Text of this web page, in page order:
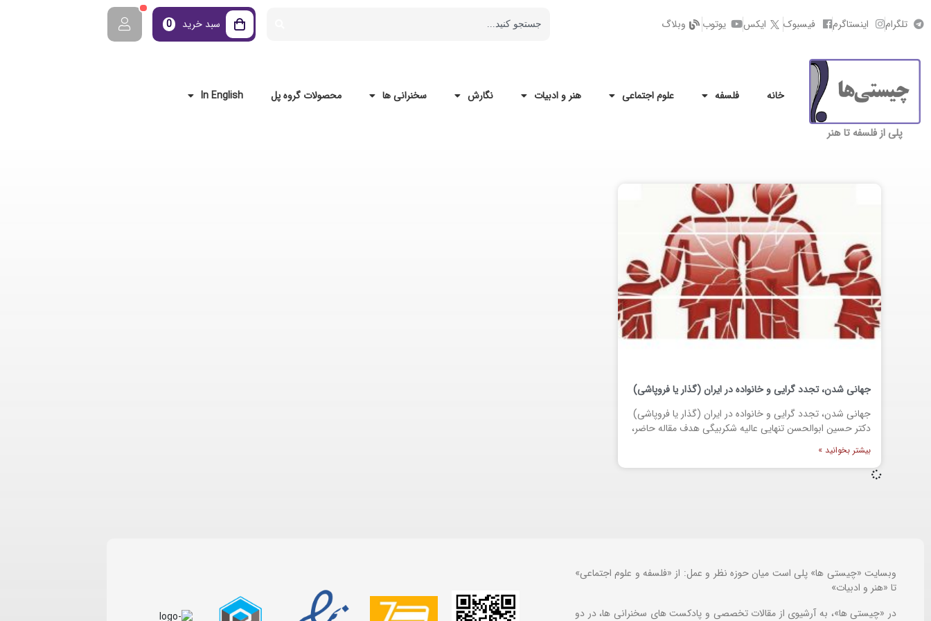
تلگرام اینستاگرم فیسبوک ایکس یوتوب وبلاگ سبد خرید 0
پلی از فلسفه تا هنر
خانه فلسفه علوم اجتماعی هنر و ادبیات نگارش سخنرانی ها محصولات گروه پل In English
جهانی شدن، تجدد گرایی و خانواده در ایران (گذار یا فروپاشی)
جهانی شدن، تجدد گرایی و خانواده در ایران (گذار یا فروپاشی)
دکتر حسین ابوالحسن تنهایی عالیه شکربیگی هدف مقاله حاضر،
بیشتر بخوانید »
وبسایت «چیستی ها» پلی است میان حوزه نظر و عمل: از «فلسفه و علوم اجتماعی»
تا «هنر و ادبیات»
در «چیستی ها»، به آرشیوی از مقالات تخصصی و پادکست های سخنرانی ها، در دو